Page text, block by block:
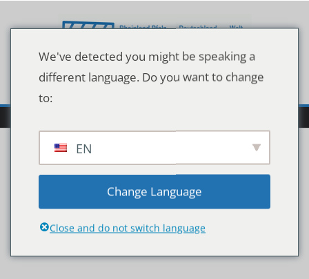
Inhalt
imago96495262h
We've detected you might be speaking a
different language. Do you want to change
to:
EN
Change Language
Close and do not switch language